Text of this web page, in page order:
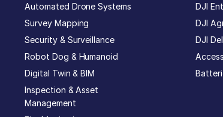
Automated Drone Systems
Survey Mapping
Security & Surveillance
Robot Dog & Humanoid
Digital Twin & BIM
Inspection & Asset
Management
DJI
DJI
DJI